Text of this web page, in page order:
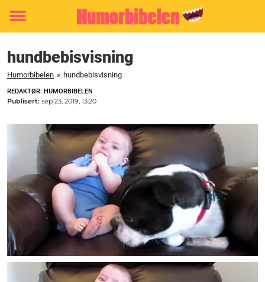
Toggle
hundbebisvisning
Humorbibelen » hundbebisvisning
REDAKTØR: HUMORBIBELEN
Publisert: sep 23, 2019, 13:20